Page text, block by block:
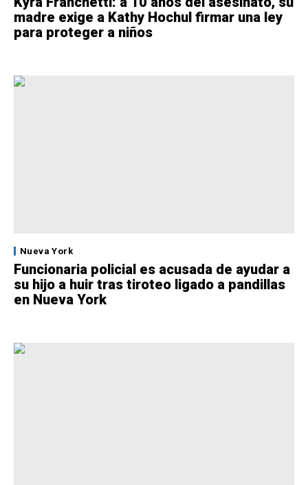
madre exige a Kathy Hochul firmar una ley
para proteger a niños
Nueva York
Funcionaria policial es acusada de ayudar a
su hijo a huir tras tiroteo ligado a pandillas
en Nueva York